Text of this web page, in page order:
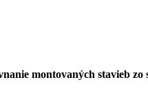
montovaných stavieb